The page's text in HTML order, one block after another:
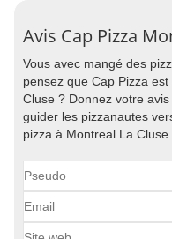
Avis Cap Pizza
Vous avec mangé des
pensez que Cap Pizza
Cluse ? Donnez votre
guider les pizzanautes
pizza à Montreal La Cluse